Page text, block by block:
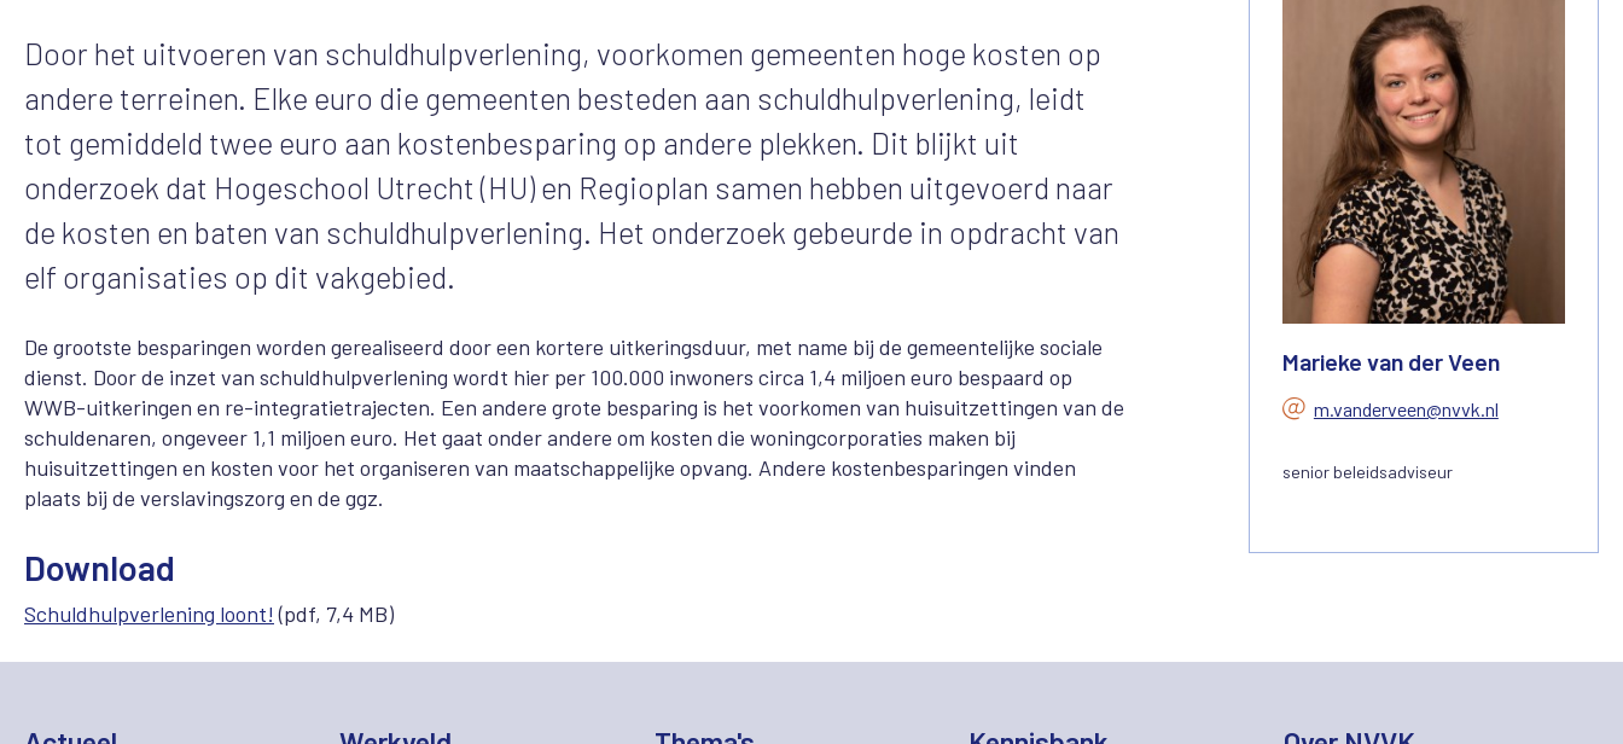
Door het uitvoeren van schuldhulpverlening, voorkomen gemeenten hoge kosten op
andere terreinen. Elke euro die gemeenten besteden aan schuldhulpverlening, leidt
tot gemiddeld twee euro aan kostenbesparing op andere plekken. Dit blijkt uit
onderzoek dat Hogeschool Utrecht (HU) en Regioplan samen hebben uitgevoerd naar
de kosten en baten van schuldhulpverlening. Het onderzoek gebeurde in opdracht van
elf organisaties op dit vakgebied.
De grootste besparingen worden gerealiseerd door een kortere uitkeringsduur, met name bij de gemeentelijke sociale
dienst. Door de inzet van schuldhulpverlening wordt hier per 100.000 inwoners circa 1,4 miljoen euro bespaard op
WWB-uitkeringen en re-integratietrajecten. Een andere grote besparing is het voorkomen van huisuitzettingen van de
schuldenaren, ongeveer 1,1 miljoen euro. Het gaat onder andere om kosten die woningcorporaties maken bij
huisuitzettingen en kosten voor het organiseren van maatschappelijke opvang. Andere kostenbesparingen vinden
plaats bij de verslavingszorg en de ggz.
Download
Schuldhulpverlening loont! (pdf, 7,4 MB)
Marieke van der Veen
m.vanderveen@nvvk.nl
senior beleidsadviseur